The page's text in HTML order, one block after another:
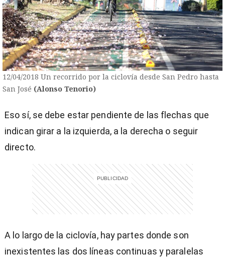
12/04/2018 Un recorrido por la ciclovía desde San Pedro hasta
San José (Alonso Tenorio)
Eso sí, se debe estar pendiente de las flechas que
indican girar a la izquierda, a la derecha o seguir
directo.
A lo largo de la ciclovía, hay partes donde son
inexistentes las dos líneas continuas y paralelas